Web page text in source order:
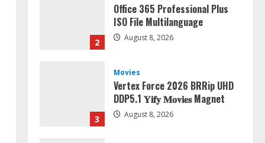
2
Office 365 Professional Plus
ISO File Multilanguage
August 8, 2026
3
Movies
Vertex Force 2026 BRRip UHD
DDP5.1 𝐘𝐢𝐟𝐲 𝐌𝐨𝐯𝐢𝐞𝐬 Magnet
August 8, 2026